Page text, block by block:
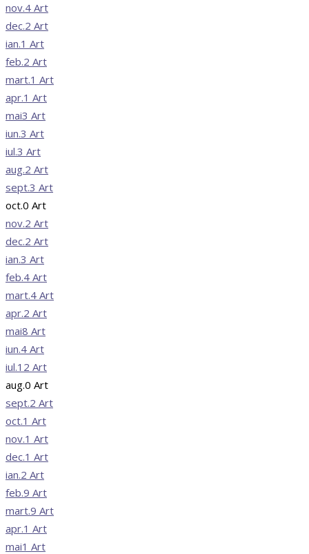
nov.4 Art
dec.2 Art
ian.1 Art
feb.2 Art
mart.1 Art
apr.1 Art
mai3 Art
iun.3 Art
iul.3 Art
aug.2 Art
sept.3 Art
oct.0 Art
nov.2 Art
dec.2 Art
ian.3 Art
feb.4 Art
mart.4 Art
apr.2 Art
mai8 Art
iun.4 Art
iul.12 Art
aug.0 Art
sept.2 Art
oct.1 Art
nov.1 Art
dec.1 Art
ian.2 Art
feb.9 Art
mart.9 Art
apr.1 Art
mai1 Art